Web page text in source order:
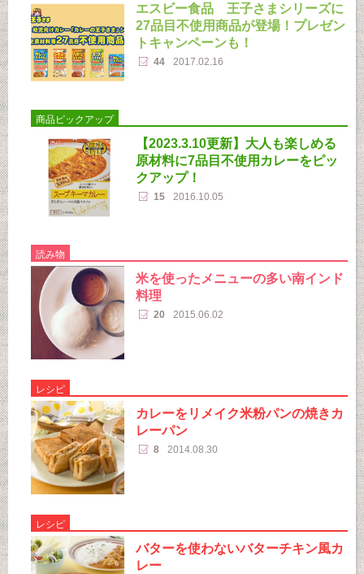
エスビー食品 王子さまシリーズに
27品目不使用商品が登場！プレゼン
トキャンペーンも！
44 2017.02.16
商品ピックアップ
【2023.3.10更新】大人も楽しめる
原材料に7品目不使用カレーをピッ
クアップ！
15 2016.10.05
読み物
米を使ったメニューの多い南インド
料理
20 2015.06.02
レシピ
カレーをリメイク米粉パンの焼きカ
レーパン
8 2014.08.30
レシピ
バターを使わないバターチキン風カ
レー